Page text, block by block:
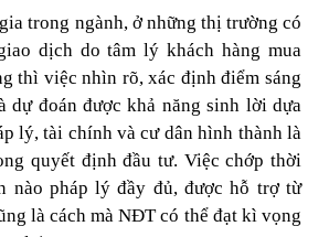
trong ngành, ở những thị trường có
dịch do tâm lý khách hàng mua
thì việc nhìn rõ, xác định điểm sáng
dự đoán được khả năng sinh lời dựa
lý, tài chính và cư dân hình thành là
quyết định đầu tư. Việc chớp thời
nào pháp lý đầy đủ, được hỗ trợ từ
là cách mà NĐT có thể đạt kì vọng